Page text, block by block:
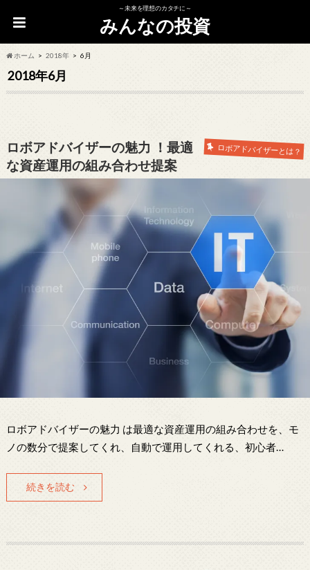
～未来を理想のカタチに～
みんなの投資
ホーム 2018年 6月
2018年6月
ロボアドバイザーとは？
ロボアドバイザーの魅力 ！最適
な資産運用の組み合わせ提案
ロボアドバイザーの魅力 は最適な資産運用の組み合わせを、モ
ノの数分で提案してくれ、自動で運用してくれる、初心者…
続きを読む